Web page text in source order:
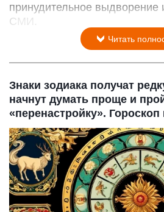
принудительное выдворение
СМИ.
Читать
Знаки зодиака получат
начнут думать проще и
«перенастройку». Гороскоп